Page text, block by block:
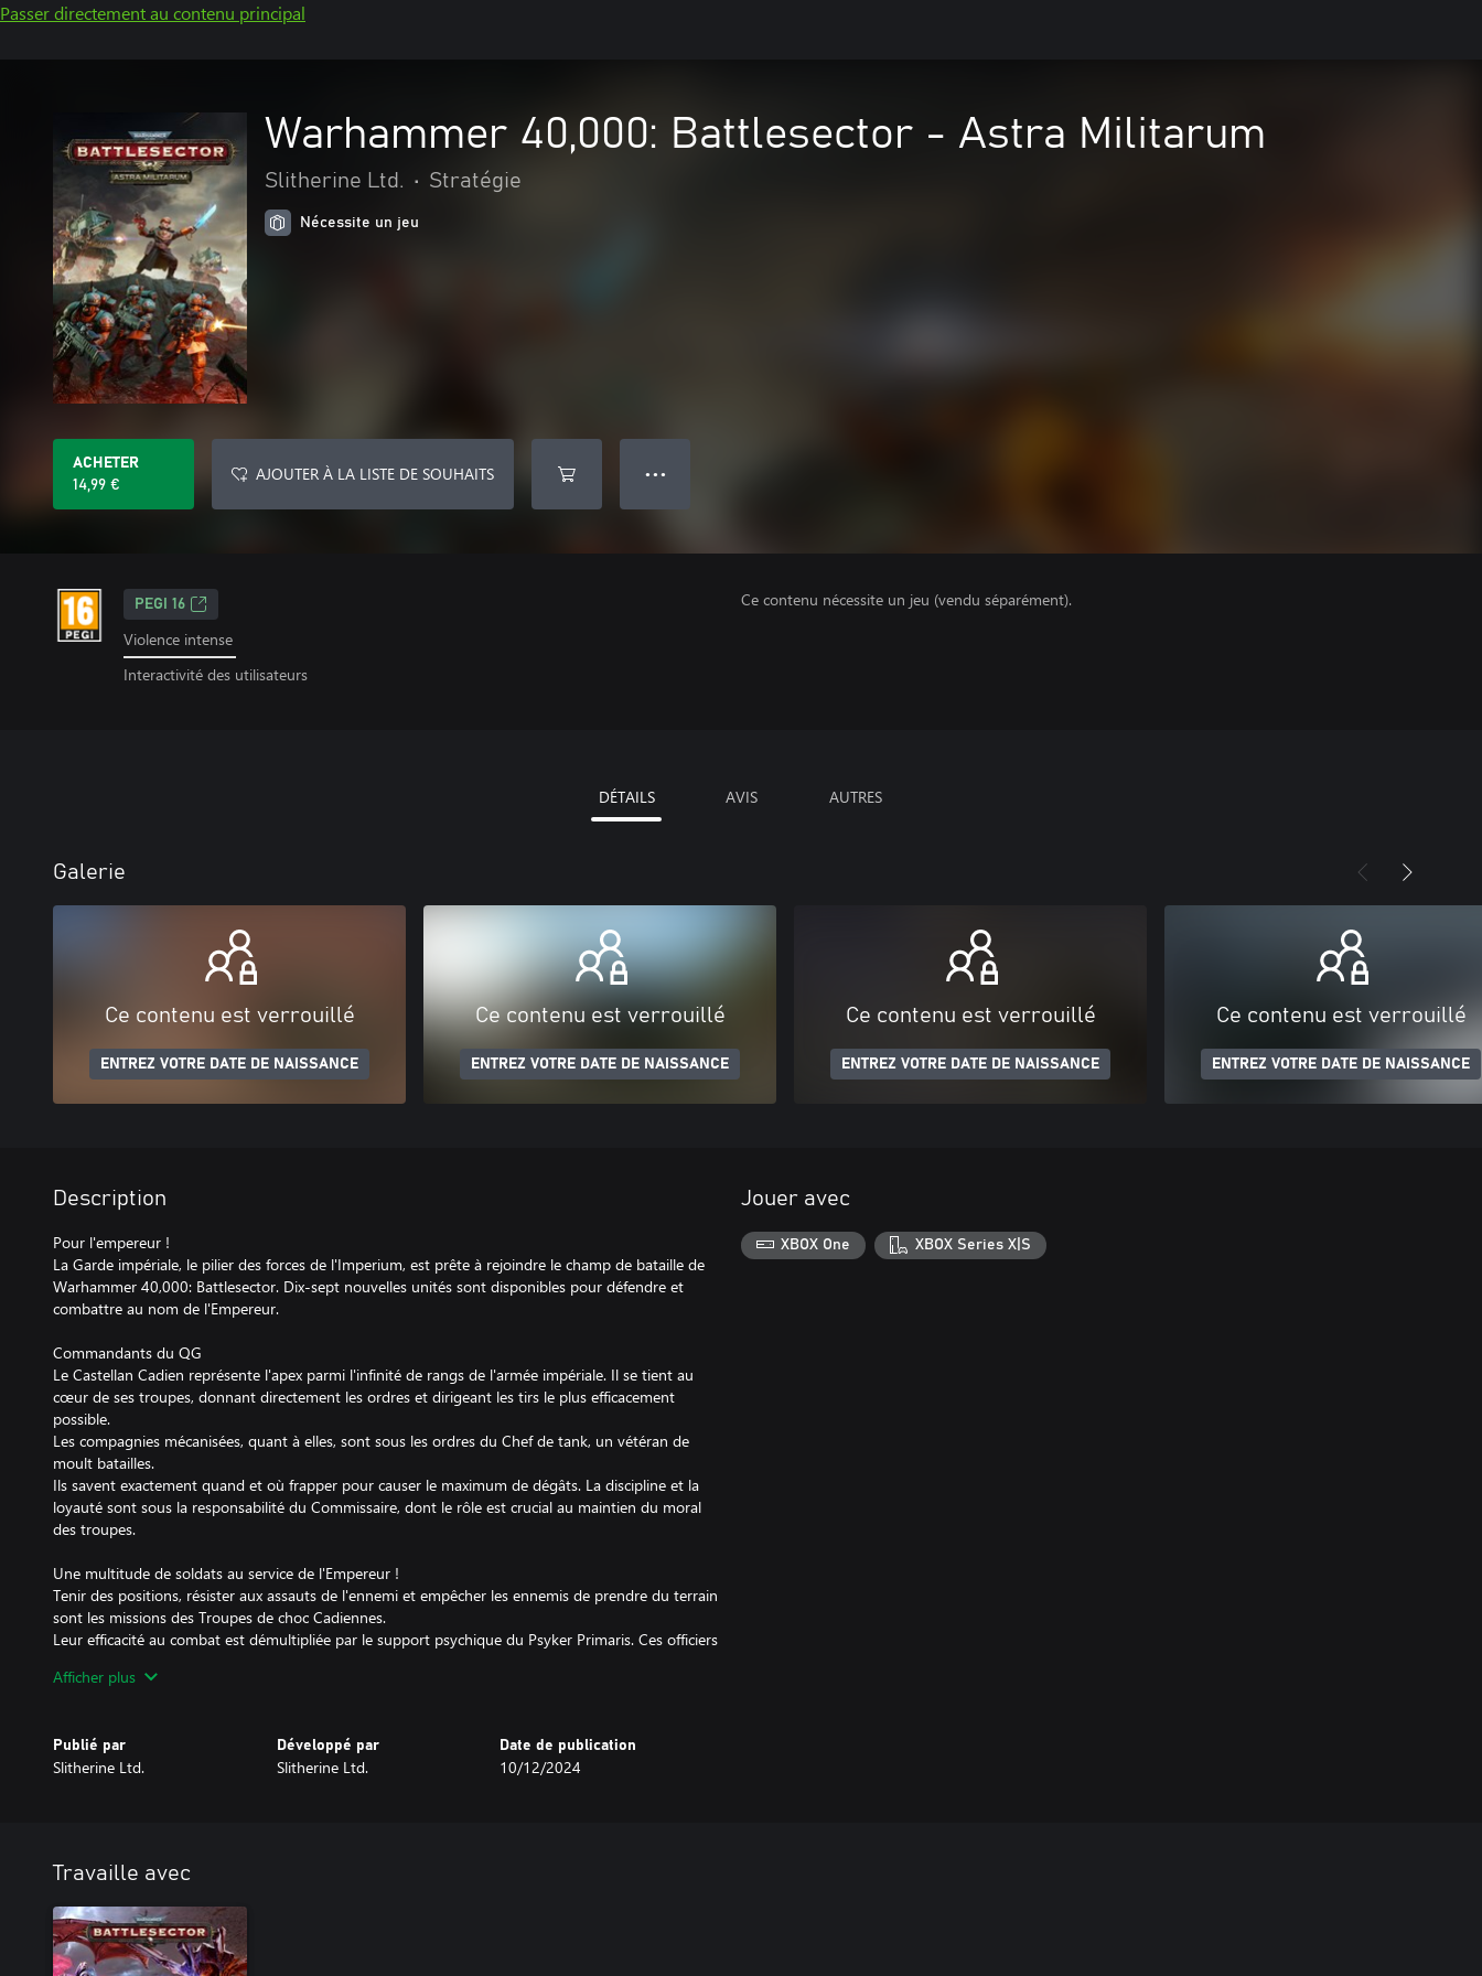
Passer directement au contenu principal
Warhammer 40,000: Battlesector - Astra Militarum
Slitherine Ltd. • Stratégie
Nécessite un jeu
ACHETER
14,99 €
AJOUTER À LA LISTE DE SOUHAITS ● ● ●
PEGI 16
Violence intense
Interactivité des utilisateurs
Ce contenu nécessite un jeu (vendu séparément).
DÉTAILS AVIS AUTRES
Galerie
Ce contenu est verrouillé
ENTREZ VOTRE DATE DE NAISSANCE
Ce contenu est verrouillé
ENTREZ VOTRE DATE DE NAISSANCE
Ce contenu est verrouillé
ENTREZ VOTRE DATE DE NAISSANCE
Ce contenu est verrouillé
ENTREZ VOTRE DATE DE NAISSANCE
Description
Pour l'empereur !
La Garde impériale, le pilier des forces de l'Imperium, est prête à rejoindre le champ de bataille de
Warhammer 40,000: Battlesector. Dix-sept nouvelles unités sont disponibles pour défendre et
combattre au nom de l'Empereur.
Commandants du QG
Le Castellan Cadien représente l'apex parmi l'infinité de rangs de l'armée impériale. Il se tient au
cœur de ses troupes, donnant directement les ordres et dirigeant les tirs le plus efficacement
possible.
Les compagnies mécanisées, quant à elles, sont sous les ordres du Chef de tank, un vétéran de
moult batailles.
Ils savent exactement quand et où frapper pour causer le maximum de dégâts. La discipline et la
loyauté sont sous la responsabilité du Commissaire, dont le rôle est crucial au maintien du moral
des troupes.
Une multitude de soldats au service de l'Empereur !
Tenir des positions, résister aux assauts de l'ennemi et empêcher les ennemis de prendre du terrain
sont les missions des Troupes de choc Cadiennes.
Leur efficacité au combat est démultipliée par le support psychique du Psyker Primaris. Ces officiers
forces d'élite de la Garde impériale peuvent toujours compter sur les Kasrkin, des troupes d'assaut
Le marteau de l'Empereur !
Earthshaker lui permet d'envoyer ses obus loin au-dessus du champ de bataille, afin de détruire les
positions ennemies retranchées.
Le char de combat Rogal Dorn n'a aucune difficulté à démolir les positions ennemies et à sécuriser
les lignes de défense de ses alliés.
Ces véhicules blindés colossaux défoncent les défenses ennemies et mettent l'infanterie en pièces.
Afficher plus
Publié par
Slitherine Ltd.
Développé par
Slitherine Ltd.
Date de publication
10/12/2024
Jouer avec
XBOX One XBOX Series X|S
Travaille avec